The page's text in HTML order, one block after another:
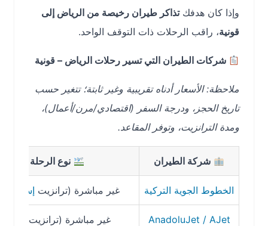
وإذا كان هدفكتذاكر طيران رخيصة من الرياض إلى
، راقب الرحلات ذات التوقف الواحد.
شركات الطيران التي تسير رحلات الرياض – قونية
ملاحظة: الأسعار أدناه تقريبية وغير ثابتة؛ تتغير حسب
تاريخ الحجز، ودرجة السفر (اقتصادي/مرن/أعمال)،
ومدة الترانزيت، وتوفر المقاعد.
شركة الطيران نوع الرحلة
الخطوط الجوية التركية غير مباشرة (ترانزيتإسطنبول
AnadoluJet / AJet غير مباشرة (ترانزيتتركيا)